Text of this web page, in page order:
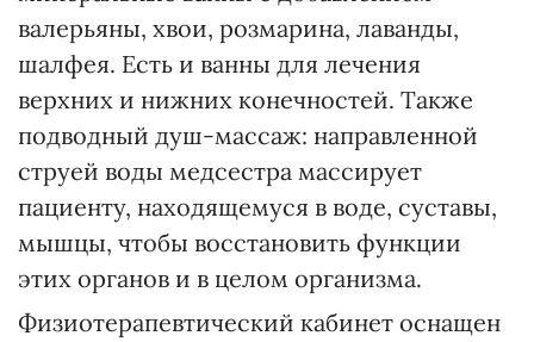
валерьяны, хвои, розмарина, лаванды,
шалфея. Есть и ванны для лечения
верхних и нижних конечностей. Также
подводный душ-массаж: направленной
струей воды медсестра массирует
пациенту, находящемуся в воде, суставы,
мышцы, чтобы восстановить функции
этих органов и в целом организма.
Физиотерапевтический кабинет оснащен